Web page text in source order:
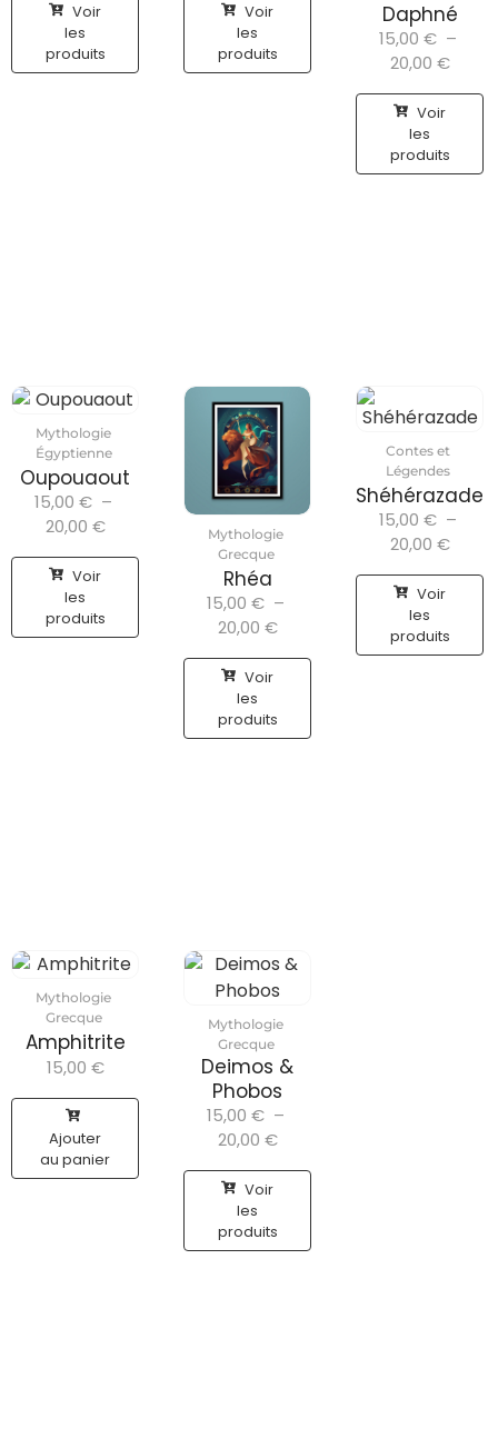
Voir
les
produits
Voir
les
produits
Daphné
15,00 € –
20,00 €
Voir
les
produits
Mythologie
Égyptienne
Oupouaout
15,00 € –
20,00 €
Voir
les
produits
Mythologie
Grecque
Rhéa
15,00 € –
20,00 €
Voir
les
produits
Contes et
Légendes
Shéhérazade
15,00 € –
20,00 €
Voir
les
produits
Mythologie
Grecque
Amphitrite
15,00 €
Ajouter
au panier
Mythologie
Grecque
Deimos &
Phobos
15,00 € –
20,00 €
Voir
les
produits